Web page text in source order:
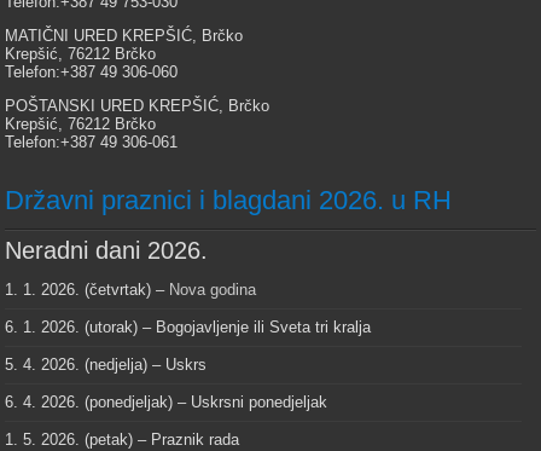
MATIČNI URED KREPŠIĆ, Brčko
Krepšić, 76212 Brčko
Telefon:+387 49 306-060
POŠTANSKI URED KREPŠIĆ, Brčko
Krepšić, 76212 Brčko
Telefon:+387 49 306-061
Državni praznici i blagdani 2026. u RH
Neradni dani 2026.
1. 1. 2026. (četvrtak) – Nova godina
6. 1. 2026. (utorak) – Bogojavljenje ili Sveta tri kralja
5. 4. 2026. (nedjelja) – Uskrs
6. 4. 2026. (ponedjeljak) – Uskrsni ponedjeljak
1. 5. 2026. (petak) – Praznik rada